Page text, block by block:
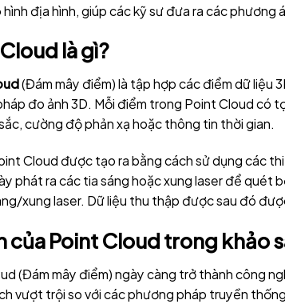
hình địa hình, giúp các kỹ sư đưa ra các phương
là gì?
(Đám mây điểm) là tập hợp các điểm dữ
đo ảnh 3D. Mỗi điểm trong Point Cloud có
cường độ phản xạ hoặc thông tin thời gian.
Cloud được tạo ra bằng cách sử dụng các
phát ra các tia sáng hoặc xung laser để quét
xung laser. Dữ liệu thu thập được sau đó
của Point Cloud trong khảo
(Đám mây điểm) ngày càng trở thành công
vượt trội so với các phương pháp truyền